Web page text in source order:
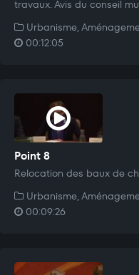
travaux. Avis du conseil
Urbanisme,
00:12:05
Point 8
Relocation des baux de
Urbanisme,
00:09:26